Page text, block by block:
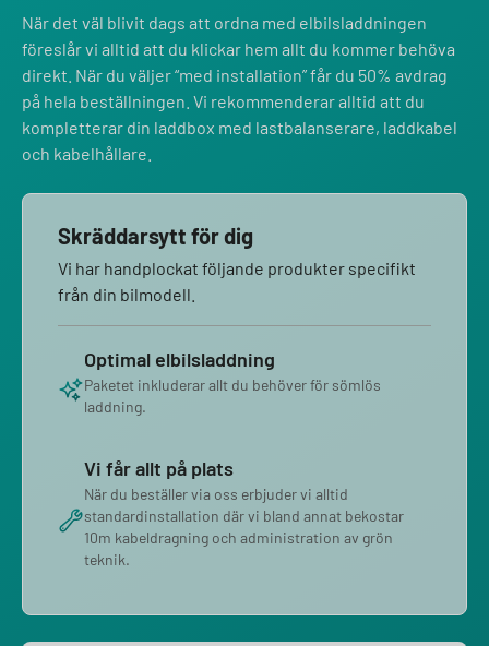
När det väl blivit dags att ordna med elbilsladdningen
föreslår vi alltid att du klickar hem allt du kommer behöva
direkt. När du väljer “med installation” får du 50% avdrag
på hela beställningen. Vi rekommenderar alltid att du
kompletterar din laddbox med lastbalanserare, laddkabel
och kabelhållare.
Skräddarsytt för dig
Vi har handplockat följande produkter specifikt
från din bilmodell.
Optimal elbilsladdning
Paketet inkluderar allt du behöver för sömlös
laddning.
Vi får allt på plats
När du beställer via oss erbjuder vi alltid
standardinstallation där vi bland annat bekostar
10m kabeldragning och administration av grön
teknik.